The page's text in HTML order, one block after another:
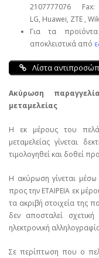
2107777076
LG, Huawei, ΖΤΕ ,
Για τα
αποκλειστικά από
Λίστα
Ακύρωση
μεταμελείας
Η εκ μέρους του
μεταμελείας γίνεται
τιμολογηθεί και δοθεί
Η ακύρωση γίνεται
προς την ΕΤΑΙΡΕΙΑ εκ
τα ακριβή στοιχεία της
δεν αποσταλεί
ηλεκτρονική
Σε περίπτωση που ο